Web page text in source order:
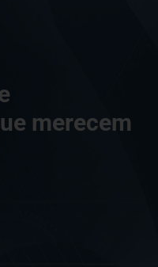
merecem